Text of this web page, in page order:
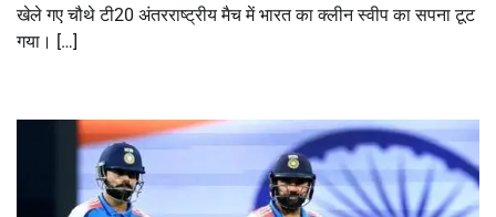
खेले गए चौथे टी20 अंतरराष्ट्रीय मैच में भारत का क्लीन स्वीप का सपना टूट
गया। […]